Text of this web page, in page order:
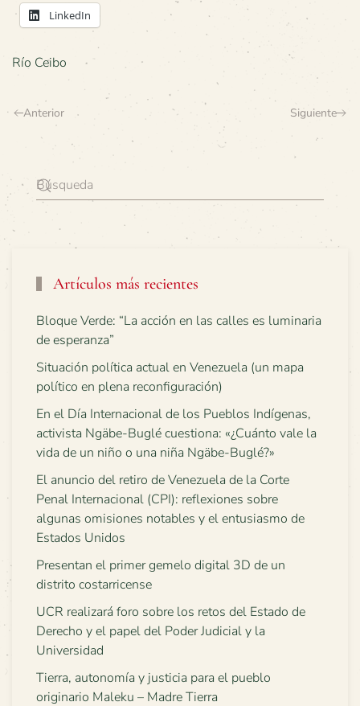
LinkedIn
Río Ceibo
Anterior Siguiente
Artículos más recientes
Bloque Verde: “La acción en las calles es luminaria
de esperanza”
Situación política actual en Venezuela (un mapa
político en plena reconfiguración)
En el Día Internacional de los Pueblos Indígenas,
activista Ngäbe-Buglé cuestiona: «¿Cuánto vale la
vida de un niño o una niña Ngäbe-Buglé?»
El anuncio del retiro de Venezuela de la Corte
Penal Internacional (CPI): reflexiones sobre
algunas omisiones notables y el entusiasmo de
Estados Unidos
Presentan el primer gemelo digital 3D de un
distrito costarricense
UCR realizará foro sobre los retos del Estado de
Derecho y el papel del Poder Judicial y la
Universidad
Tierra, autonomía y justicia para el pueblo
originario Maleku – Madre Tierra